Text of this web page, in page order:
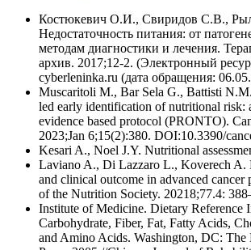
Костюкевич О.И., Свиридов С.В.,
Недостаточность питания: от
методам диагностики и лечения.
архив. 2017;12-2. (Электронный
cyberleninka.ru (дата обращения:
Muscaritoli M., Bar Sela G., Battisti
led early identification of nutritional risk:
evidence based protocol (PRONTO).
2023;Jan 6;15(2):380. DOI:10.3390/
Kesari A., Noel J.Y. Nutritional
Laviano A., Di Lazzaro L., Koverech A.
and clinical outcome in advanced cancer
of the Nutrition Society. 20218;77.4:
Institute of Medicine. Dietary Reference
Carbohydrate, Fiber, Fat, Fatty Acids,
and Amino Acids. Washington, DC: The